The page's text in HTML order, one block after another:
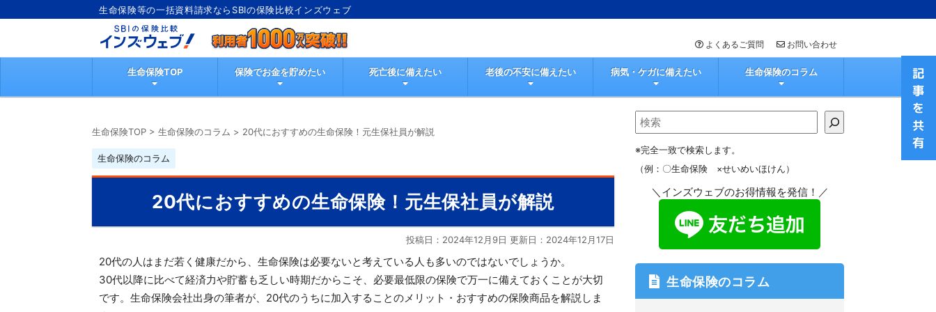
生命保険等の一括資料請求ならSBIの保険比較インズウェブ
よくあるご質問 お問い合わせ
生命保険TOP 保険でお金を貯めたい 死亡後に備えたい 老後の不安に備えたい 病気・ケガに備えたい 生命保険のコラム
生命保険TOP > 生命保険のコラム > 20代におすすめの生命保険！元生保社員が解説
生命保険のコラム
20代におすすめの生命保険！元生保社員が解説
投稿日：2024年12月9日 更新日： 2024年12月17日
20代の人はまだ若く健康だから、生命保険は必要ないと考えている人も多いのではないでしょうか。
30代以降に比べて経済力や貯蓄も乏しい時期だからこそ、必要最低限の保険で万一に備えておくことが大切
です。生命保険会社出身の筆者が、20代のうちに加入することのメリット・おすすめの保険商品を解説しま
※完全一致で検索します。
（例：〇生命保険 ×せいめいほけん）
＼インズウェブのお得情報を発信！／
生命保険のコラム